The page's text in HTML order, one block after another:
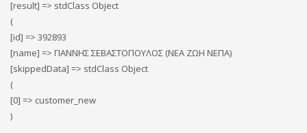
[result] => stdClass Object
(
[id] => 392893
[name] => ΓΙΑΝΝΗΣ ΣΕΒΑΣΤΟΠΟΥΛΟΣ (ΝΕΑ ΖΩΗ ΝΕΠΑ)
[skippedData] => stdClass Object
(
[0] => customer_new
)